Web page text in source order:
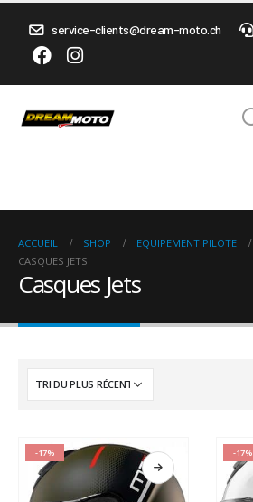
service-clients@dream-moto.ch
ACCUEIL SHOP EQUIPEMENT PILOTE
CASQUES JETS
Casques Jets
-17% -17%